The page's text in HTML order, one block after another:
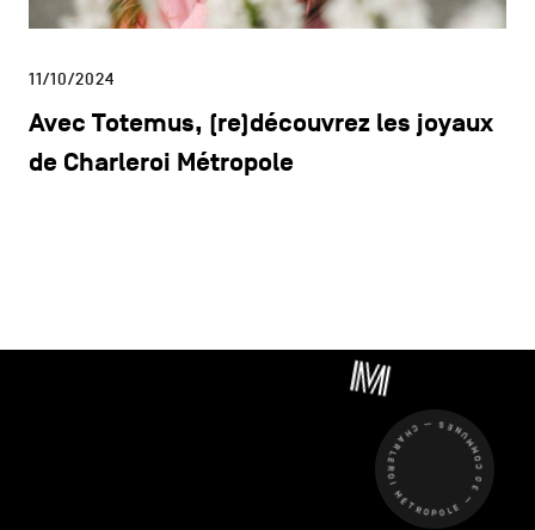
11/10/2024
Avec Totemus, (re)découvrez les joyaux
de Charleroi Métropole
CHARLEROI MÉTROPOLE — 30 COMMUNES —